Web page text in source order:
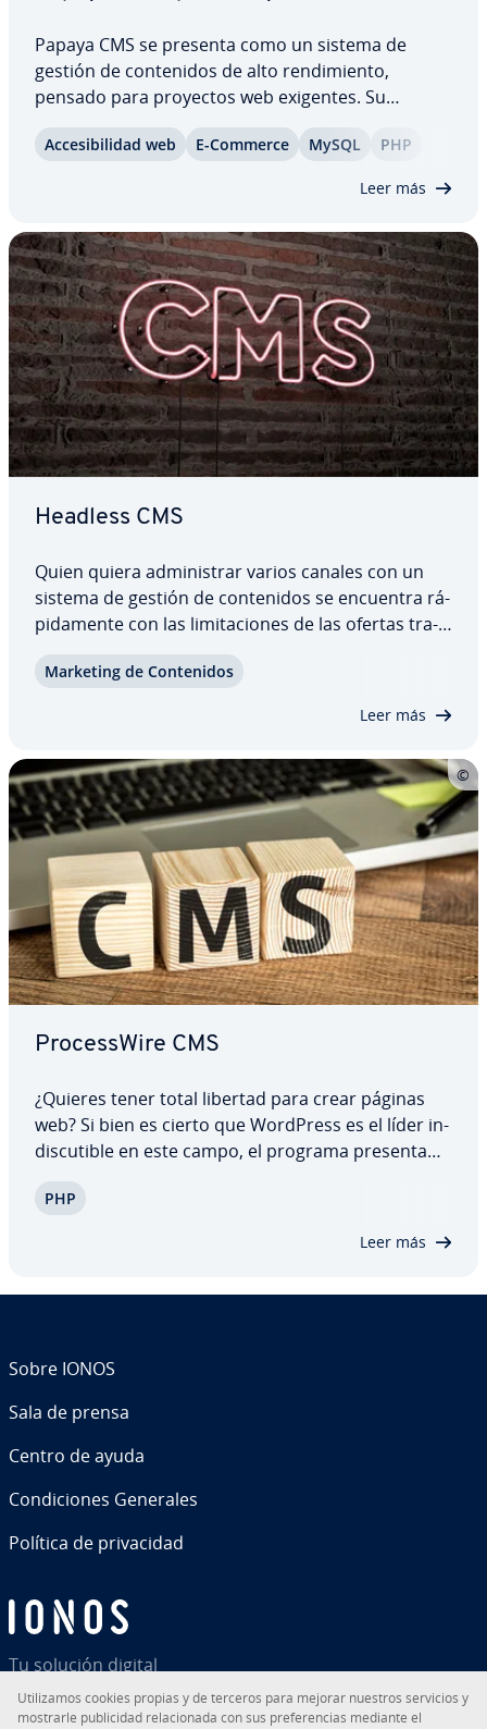
Papaya CMS se presenta como un sistema de
gestión de co­n­te­ni­dos de alto re­n­di­mie­n­to,
pensado para proyectos web exigentes. Su
potencia, fle­xi­bi­li­dad y amplias funciones lo co­n­vie­
r­ten en una solución es­pe­cia­l­me­n­te in­te­re­sa­n­te
Ac­ce­si­bi­li­dad web E-Commerce MySQL PHP
Leer más
Headless CMS
Quien quiera ad­mi­ni­s­trar varios canales con un
sistema de gestión de co­n­te­ni­dos se encuentra rá­
pi­da­me­n­te con las li­mi­ta­cio­nes de las ofertas tra­
des, pero restringe las po­si­bi­li­da­des de diseño.
Marketing de Co­n­te­ni­dos
Leer más
Pro­ce­s­s­Wi­re CMS
¿Quieres tener total libertad para crear páginas
web? Si bien es cierto que WordPress es el líder in­
di­s­cu­ti­ble en este campo, el programa presenta
mayor pro­ba­bi­li­dad de hackeos, plugins poco
PHP
Leer más
Tu solución digital
Sobre IONOS
Sala de prensa
Centro de ayuda
Co­n­di­cio­nes Generales
Política de pri­va­ci­dad
Uti­li­za­mos cookies propias y de terceros para mejorar nuestros servicios y
mostrarle pu­bli­ci­dad re­la­cio­na­da con sus pre­fe­re­n­cias mediante el